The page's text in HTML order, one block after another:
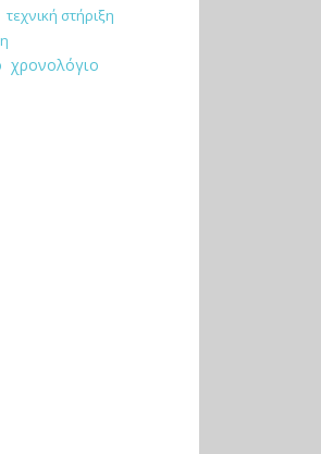
τεχνική στήριξη
χρονολόγιο